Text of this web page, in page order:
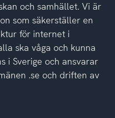
och samhället. Vi är
som säkerställer en
för internet i
ska våga och kunna
i Sverige och ansvarar
.se och driften av